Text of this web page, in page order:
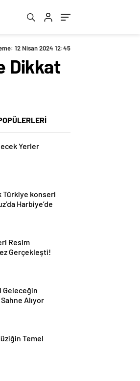
12 Nisan 2024 12:45
Dikkat
Yerler
Türkiye konseri
Harbiye’de
Resim
Gerçekleşti!
Geleceğin
Alıyor
Temel